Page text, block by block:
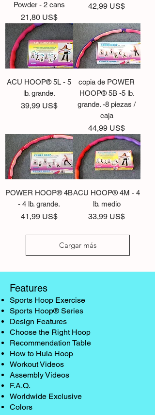
Powder - 2 cans
Precio
21,80 US$
Precio
42,99 US$
ACU HOOP® 5L - 5
lb. grande.
Precio
39,99 US$
copia de POWER
HOOP® 5B -5 lb.
grande. -8 piezas /
caja
Precio
44,99 US$
POWER HOOP® 4B
- 4 lb. grande.
Precio
41,99 US$
ACU HOOP® 4M - 4
lb. medio
Precio
33,99 US$
Cargar más
Features
Sports Hoop Exercise
Sports Hoop® Series
Design Features
Choose the Right Hoop
Recommendation Table
How to Hula Hoop
Workout Videos
Assembly Videos
F.A.Q.
Worldwide Exclusive
Colors